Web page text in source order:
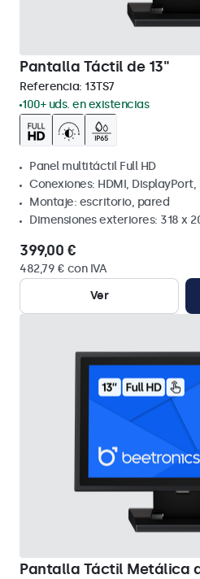
Pantalla Táctil de 13"
Referencia: 13TS7
100+ uds. en existencias
Panel multitáctil Full HD
Conexiones: HDMI, DisplayPort,
Montaje: escritorio, pared
Dimensiones exteriores: 318 x
399,00 €
482,79 € con IVA
Ver
Pantalla Táctil Metálica